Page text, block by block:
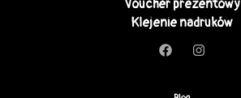
Voucher prezentowy
Klejenie nadruków